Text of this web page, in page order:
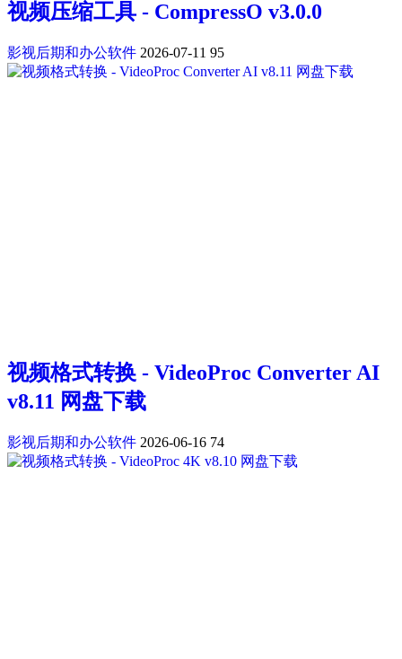
视频压缩工具 - CompressO v3.0.0
影视后期和办公软件 2026-07-11 95
视频格式转换 - VideoProc Converter AI
v8.11 网盘下载
影视后期和办公软件 2026-06-16 74